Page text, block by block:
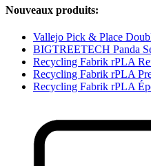
Nouveaux produits:
Vallejo Pick & Place
BIGTREETECH Panda
Recycling Fabrik rPLA
Recycling Fabrik rPLA
Recycling Fabrik rPLA